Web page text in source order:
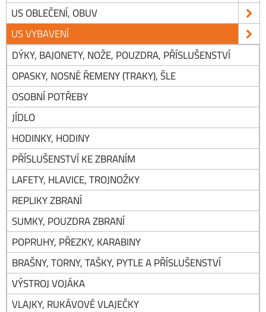
US OBLEČENÍ, OBUV
US VYBAVENÍ
DÝKY, BAJONETY, NOŽE, POUZDRA, PŘÍSLUŠENSTVÍ
OPASKY, NOSNÉ ŘEMENY (TRAKY), ŠLE
OSOBNÍ POTŘEBY
JÍDLO
HODINKY, HODINY
PŘÍSLUŠENSTVÍ KE ZBRANÍM
LAFETY, HLAVICE, TROJNOŽKY
REPLIKY ZBRANÍ
SUMKY, POUZDRA ZBRANÍ
POPRUHY, PŘEZKY, KARABINY
BRAŠNY, TORNY, TAŠKY, PYTLE A PŘÍSLUŠENSTVÍ
VÝSTROJ VOJÁKA
VLAJKY, RUKÁVOVÉ VLAJEČKY